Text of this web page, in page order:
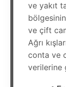
ve yakıt
ve çift
Ağrı
conta ve
verilerine